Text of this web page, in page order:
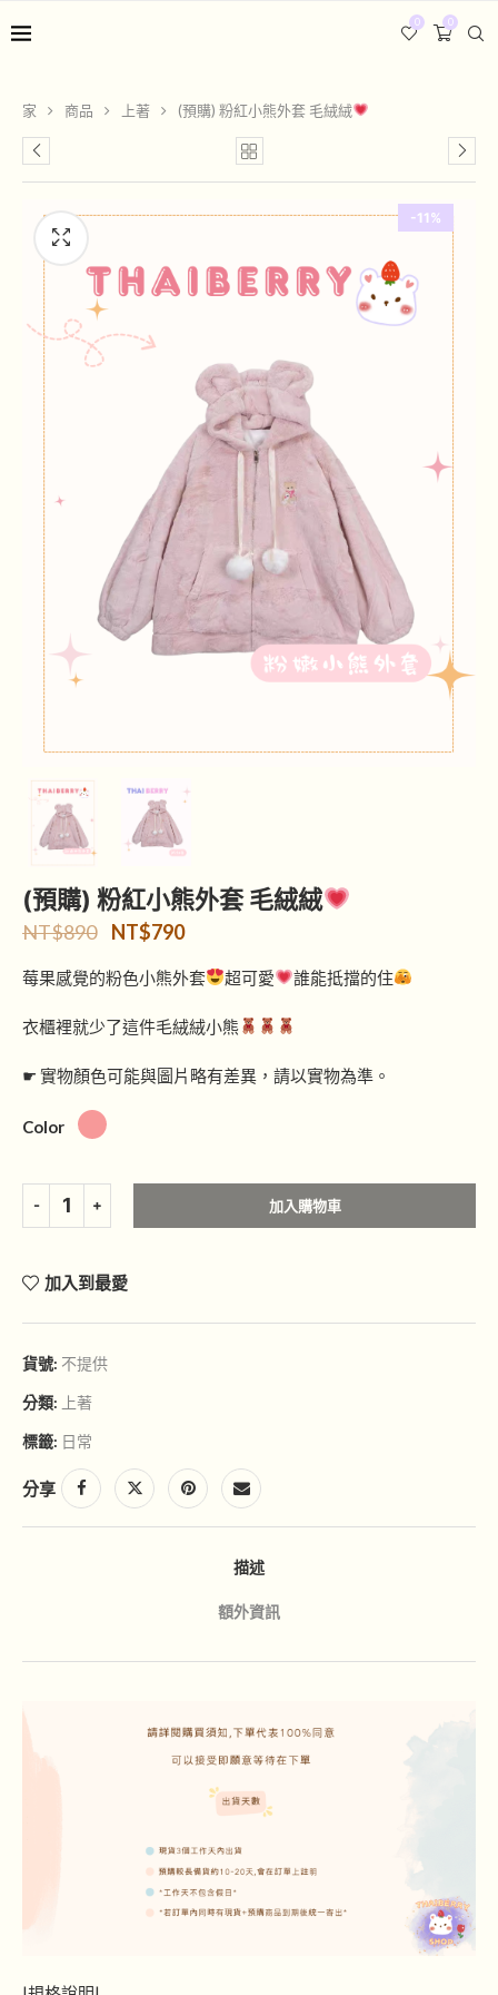
0
0
家 商品 上著 (預購) 粉紅小熊外套 毛絨絨
-11%
(預購) 粉紅小熊外套 毛絨絨
NT$890 NT$790
莓果感覺的粉色小熊外套 超可愛 誰能抵擋的住
衣櫃裡就少了這件毛絨絨小熊
☛ 實物顏色可能與圖片略有差異，請以實物為準。
Color
加入購物車
加入到最愛
貨號: 不提供
分類: 上著
標籤: 日常
分享
描述
額外資訊